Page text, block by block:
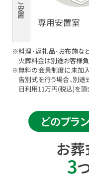
ご安置
専用安置室
※料理･返礼品･お布施など
火葬料金は別途お客様負
※無料の会員制度に未加
告別式を行う場合、別
日利用11万円(税込)を頂
どのプラ
お葬
3